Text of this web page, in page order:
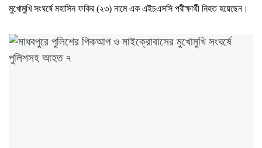
মুখোমুখি সংঘর্ষে মহাসিন ফকির (২৩) নামে এক এইচএসসি পরীক্ষার্থী নিহত হয়েছেন।